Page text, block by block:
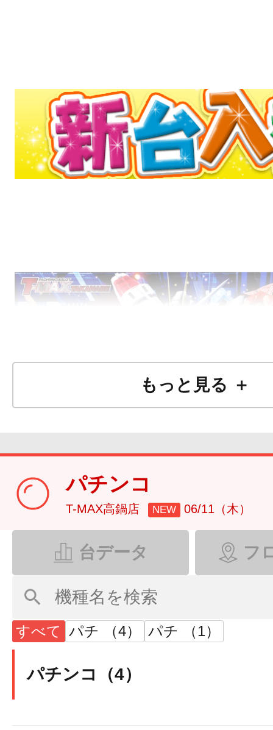
もっと見る ＋
パチンコ
T-MAX高鍋店 NEW 06/11（木）
台データ フ
すべて パチ （4） パチ （1）
パチンコ（4）